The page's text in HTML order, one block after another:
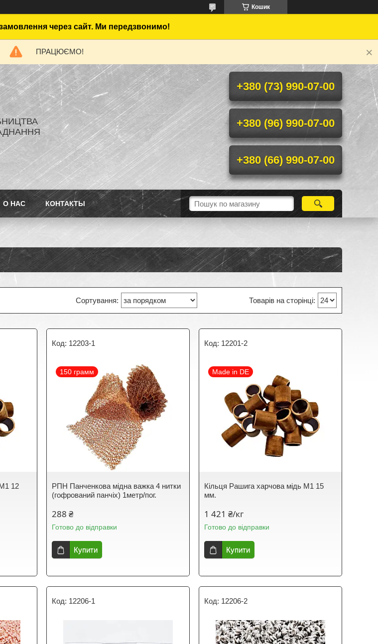
Кошик
через сайт. Ми передзвонимо!
ПРАЦЮЄМО!
+380 (73) 990-07-00
+380 (96) 990-07-00
+380 (66) 990-07-00
О НАС КОНТАКТЫ
12
12203-1
150 грамм
РПН Панченкова мідна важка 4 нитки
(гофрований панчіх) 1метр/пог.
288 ₴
Готово до відправки
Купити
12201-2
Made in DE
Кільця Рашига харчова мідь М1 15
мм.
1 421 ₴/кг
Готово до відправки
Купити
12206-1 12206-2